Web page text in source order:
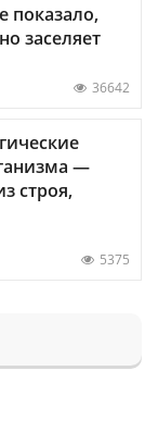
показало,
заселяет
36642
—
строя,
5375